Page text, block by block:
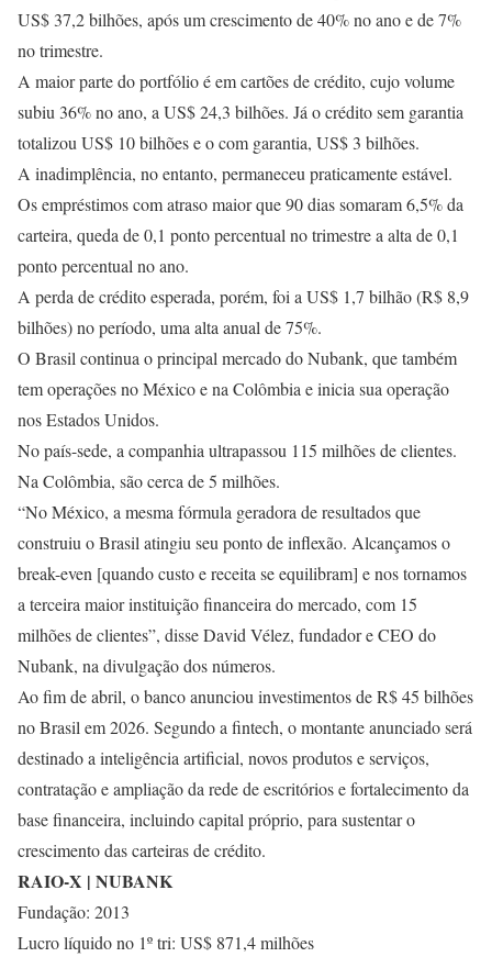
US$ 37,2 bilhões, após um crescimento de 40% no ano e de 7%
no trimestre.
A maior parte do portfólio é em cartões de crédito, cujo volume
subiu 36% no ano, a US$ 24,3 bilhões. Já o crédito sem garantia
totalizou US$ 10 bilhões e o com garantia, US$ 3 bilhões.
A inadimplência, no entanto, permaneceu praticamente estável.
Os empréstimos com atraso maior que 90 dias somaram 6,5% da
carteira, queda de 0,1 ponto percentual no trimestre a alta de 0,1
ponto percentual no ano.
A perda de crédito esperada, porém, foi a US$ 1,7 bilhão (R$ 8,9
bilhões) no período, uma alta anual de 75%.
O Brasil continua o principal mercado do Nubank, que também
tem operações no México e na Colômbia e inicia sua operação
nos Estados Unidos.
No país-sede, a companhia ultrapassou 115 milhões de clientes.
Na Colômbia, são cerca de 5 milhões.
“No México, a mesma fórmula geradora de resultados que
construiu o Brasil atingiu seu ponto de inflexão. Alcançamos o
break-even [quando custo e receita se equilibram] e nos tornamos
a terceira maior instituição financeira do mercado, com 15
milhões de clientes”, disse David Vélez, fundador e CEO do
Nubank, na divulgação dos números.
Ao fim de abril, o banco anunciou investimentos de R$ 45 bilhões
no Brasil em 2026. Segundo a fintech, o montante anunciado será
destinado a inteligência artificial, novos produtos e serviços,
contratação e ampliação da rede de escritórios e fortalecimento da
base financeira, incluindo capital próprio, para sustentar o
crescimento das carteiras de crédito.
RAIO-X | NUBANK
Fundação: 2013
Lucro líquido no 1º tri: US$ 871,4 milhões